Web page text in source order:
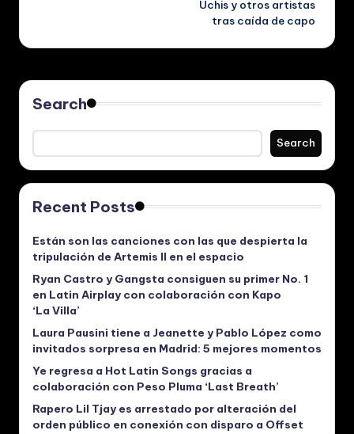
Uchis y otros artistas
tras caída de capo
Search
Search
Recent Posts
Están son las canciones con las que despierta la
tripulación de Artemis II en el espacio
Ryan Castro y Gangsta consiguen su primer No. 1
en Latin Airplay con colaboración con Kapo
‘La Villa’
Laura Pausini tiene a Jeanette y Pablo López como
invitados sorpresa en Madrid: 5 mejores momentos
Ye regresa a Hot Latin Songs gracias a
colaboración con Peso Pluma ‘Last Breath’
Rapero Lil Tjay es arrestado por alteración del
orden público en conexión con disparo a Offset